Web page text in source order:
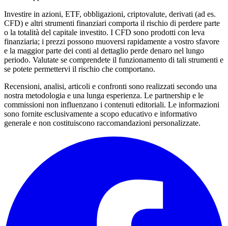
Investire in azioni, ETF, obbligazioni, criptovalute, derivati (ad es.
CFD) e altri strumenti finanziari comporta il rischio di perdere parte
o la totalità del capitale investito. I CFD sono prodotti con leva
finanziaria; i prezzi possono muoversi rapidamente a vostro sfavore
e la maggior parte dei conti al dettaglio perde denaro nel lungo
periodo. Valutate se comprendete il funzionamento di tali strumenti e
se potete permettervi il rischio che comportano.
Recensioni, analisi, articoli e confronti sono realizzati secondo una
nostra metodologia e una lunga esperienza. Le partnership e le
commissioni non influenzano i contenuti editoriali. Le informazioni
sono fornite esclusivamente a scopo educativo e informativo
generale e non costituiscono raccomandazioni personalizzate.